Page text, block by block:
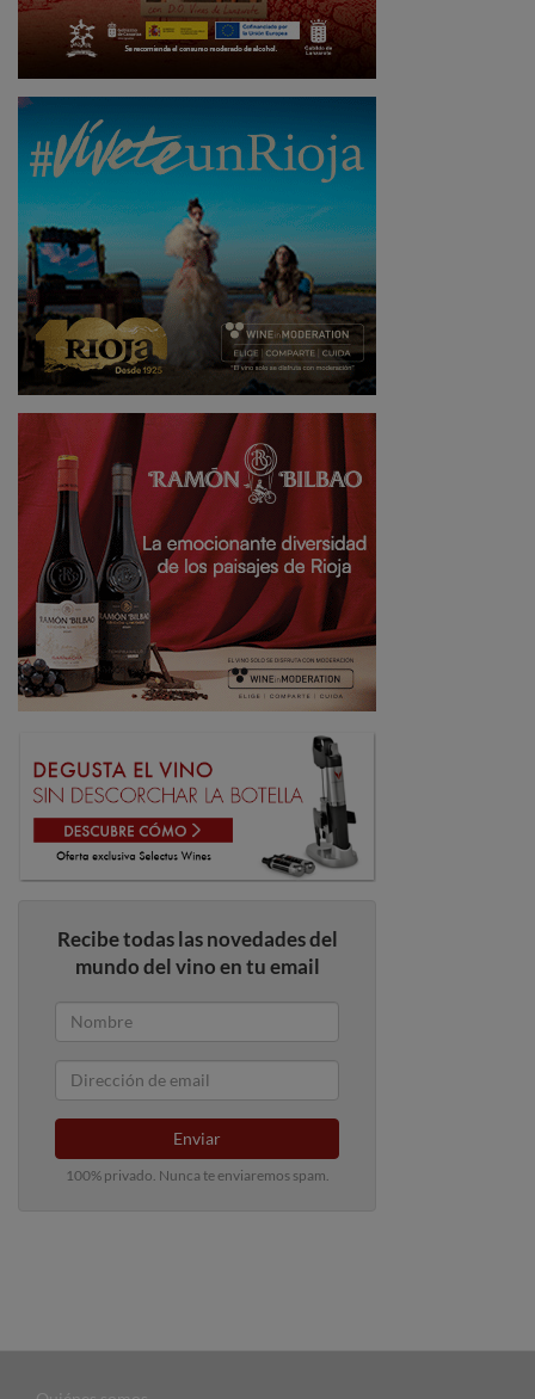
Recibe todas las novedades del
mundo del vino en tu email
Enviar
100% privado. Nunca te enviaremos spam.